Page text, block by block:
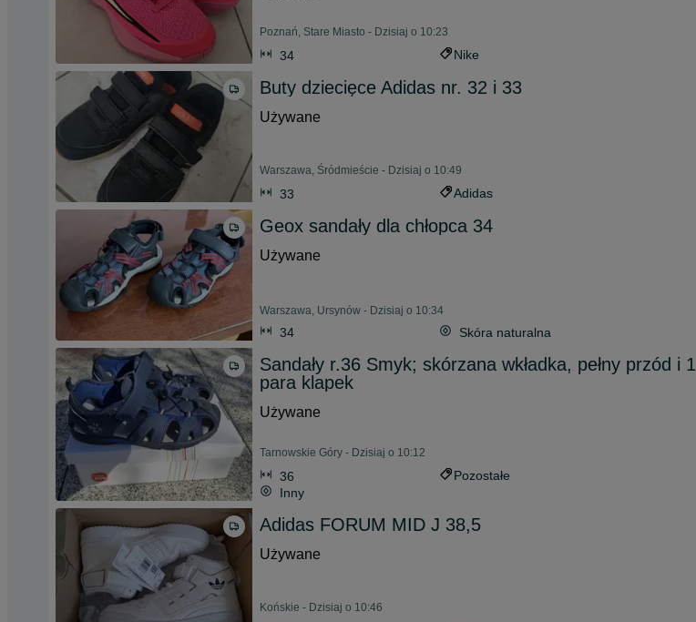
Poznań, Stare Miasto - Dzisiaj o 10:23
34 Nike
Buty dziecięce Adidas nr. 32 i 33
Używane
Warszawa, Śródmieście - Dzisiaj o 10:49
33 Adidas
Geox sandały dla chłopca 34
Używane
Warszawa, Ursynów - Dzisiaj o 10:34
34 Skóra naturalna
Sandały r.36 Smyk; skórzana wkładka, pełny przód i 1
para klapek
Używane
Tarnowskie Góry - Dzisiaj o 10:12
36
Pozostałe
Inny
Adidas FORUM MID J 38,5
Używane
Końskie - Dzisiaj o 10:46